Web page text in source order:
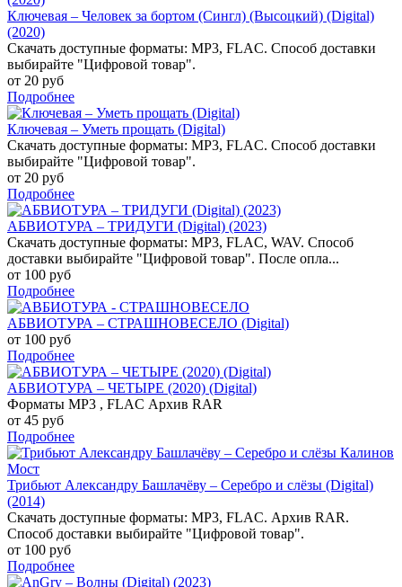
Ключевая – Человек за бортом (Сингл) (Высоцкий) (Digital)
(2020)
Скачать доступные форматы: MP3, FLAC. Способ доставки
выбирайте "Цифровой товар".
от 20 руб
Подробнее
Ключевая – Уметь прощать (Digital)
Скачать доступные форматы: MP3, FLAC. Способ доставки
выбирайте "Цифровой товар".
от 20 руб
Подробнее
АБВИОТУРА – ТРИДУГИ (Digital) (2023)
Скачать доступные форматы: MP3, FLAC, WAV. Способ
доставки выбирайте "Цифровой товар". После опла...
от 100 руб
Подробнее
АБВИОТУРА – СТРАШНОВЕСЕЛО (Digital)
от 100 руб
Подробнее
АБВИОТУРА – ЧЕТЫРЕ (2020) (Digital)
Форматы MP3 , FLAC Архив RAR
от 45 руб
Подробнее
Трибьют Александру Башлачёву – Серебро и слёзы (Digital)
(2014)
Скачать доступные форматы: MP3, FLAC. Архив RAR.
Способ доставки выбирайте "Цифровой товар".
от 100 руб
Подробнее